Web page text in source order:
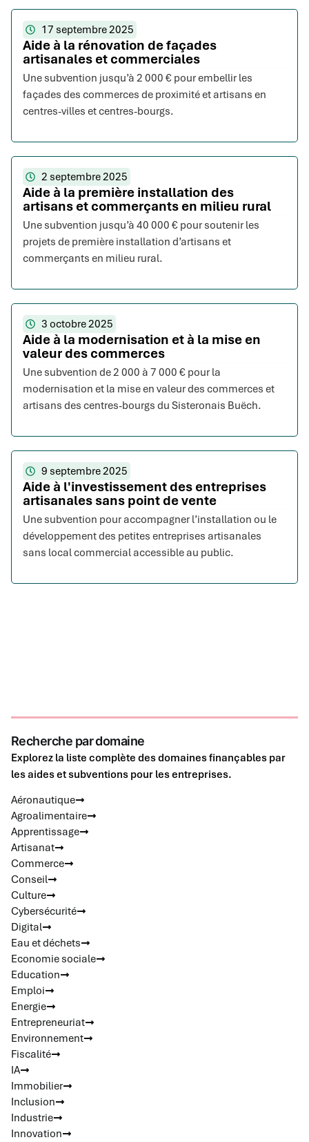
17 septembre 2025
Aide à la rénovation de façades
artisanales et commerciales
Une subvention jusqu’à 2 000 € pour embellir les
façades des commerces de proximité et artisans en
centres-villes et centres-bourgs.
2 septembre 2025
Aide à la première installation des
artisans et commerçants en milieu rural
Une subvention jusqu’à 40 000 € pour soutenir les
projets de première installation d’artisans et
commerçants en milieu rural.
3 octobre 2025
Aide à la modernisation et à la mise en
valeur des commerces
Une subvention de 2 000 à 7 000 € pour la
modernisation et la mise en valeur des commerces et
artisans des centres-bourgs du Sisteronais Buëch.
9 septembre 2025
Aide à l'investissement des entreprises
artisanales sans point de vente
Une subvention pour accompagner l’installation ou le
développement des petites entreprises artisanales
sans local commercial accessible au public.
Recherche par domaine
Explorez la liste complète des domaines finançables par
les aides et subventions pour les entreprises.
Aéronautique
Agroalimentaire
Apprentissage
Artisanat
Commerce
Conseil
Culture
Cybersécurité
Digital
Eau et déchets
Economie sociale
Education
Emploi
Energie
Entrepreneuriat
Environnement
Fiscalité
IA
Immobilier
Inclusion
Industrie
Innovation